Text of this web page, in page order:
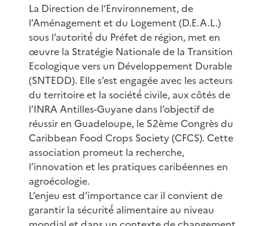
La Direction de l’Environnement, de
l’Aménagement et du Logement (D.E.A.L.)
sous l’autorité́ du Préfet de région, met en
œuvre la Stratégie Nationale de la Transition
Ecologique vers un Développement Durable
(SNTEDD). Elle s’est engagée avec les acteurs
du territoire et la société́ civile, aux côtés de
l’INRA Antilles-Guyane dans l’objectif de
réussir en Guadeloupe, le 52ème Congrès du
Caribbean Food Crops Society (CFCS). Cette
association promeut la recherche,
l’innovation et les pratiques caribéennes en
agroécologie.
L’enjeu est d’importance car il convient de
garantir la sécurité́ alimentaire au niveau